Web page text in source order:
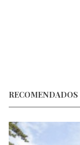
RECOMENDADOS